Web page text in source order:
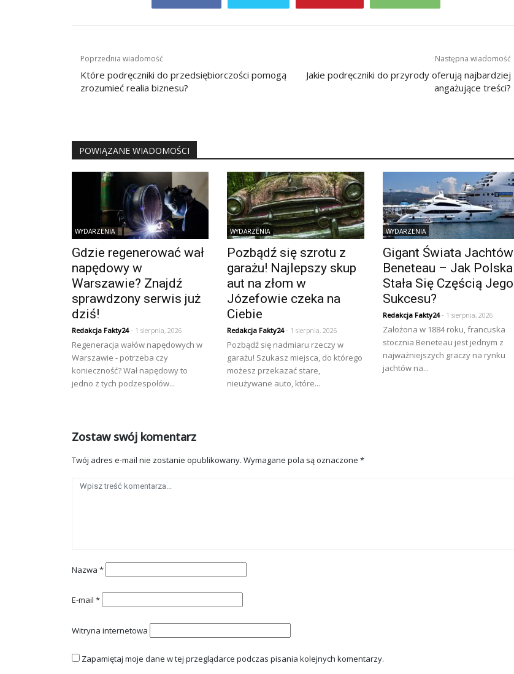
Nawigacja
wpisu
Poprzednia wiadomość
Które podręczniki do przedsiębiorczości pomogą
zrozumieć realia biznesu?
Następna wiadomość
Jakie podręczniki do przyrody oferują najbardziej
angażujące treści?
POWIĄZANE WIADOMOŚCI
WYDARZENIA
Gdzie regenerować wał
napędowy w
Warszawie? Znajdź
sprawdzony serwis już
dziś!
Redakcja Fakty24- 1 sierpnia, 2026
Regeneracja wałów napędowych w
Warszawie - potrzeba czy
konieczność? Wał napędowy to
jedno z tych podzespołów...
WYDARZENIA
Pozbądź się szrotu z
garażu! Najlepszy skup
aut na złom w
Józefowie czeka na
Ciebie
Redakcja Fakty24- 1 sierpnia, 2026
Pozbądź się nadmiaru rzeczy w
garażu! Szukasz miejsca, do którego
możesz przekazać stare,
nieużywane auto, które...
WYDARZENIA
Gigant Świata Jachtów
Beneteau – Jak Polska
Stała Się Częścią Jego
Sukcesu?
Redakcja Fakty24- 1 sierpnia, 2026
Założona w 1884 roku, francuska
stocznia Beneteau jest jednym z
najważniejszych graczy na rynku
jachtów na...
Zostaw swój komentarz
Twój adres e-mail nie zostanie opublikowany. Wymagane pola są oznaczone *
Nazwa *
E-mail *
Witryna internetowa
Zapamiętaj moje dane w tej przeglądarce podczas pisania kolejnych komentarzy.